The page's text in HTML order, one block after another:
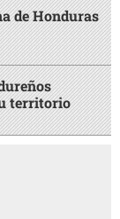
de Honduras
territorio